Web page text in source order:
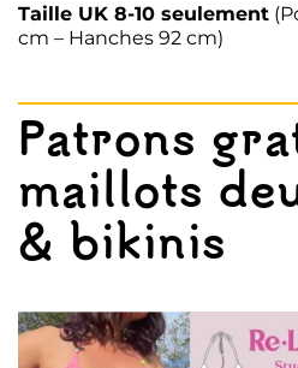
Taille UK 8-10 seulement
cm – Hanches 92 cm)
Patrons
maillots
& bikinis